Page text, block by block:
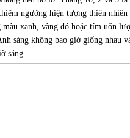
ngưỡng hiện tượng thiên nhiên
màu xanh, vàng đỏ hoặc tím uốn
sáng không bao giờ giống nhau
sáng.